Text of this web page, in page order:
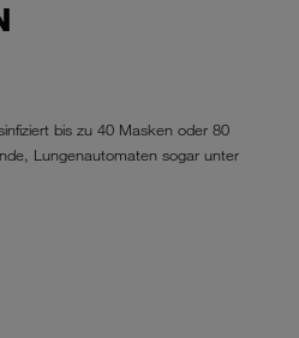
bis zu 40 Masken oder 80
Lungenautomaten sogar unter